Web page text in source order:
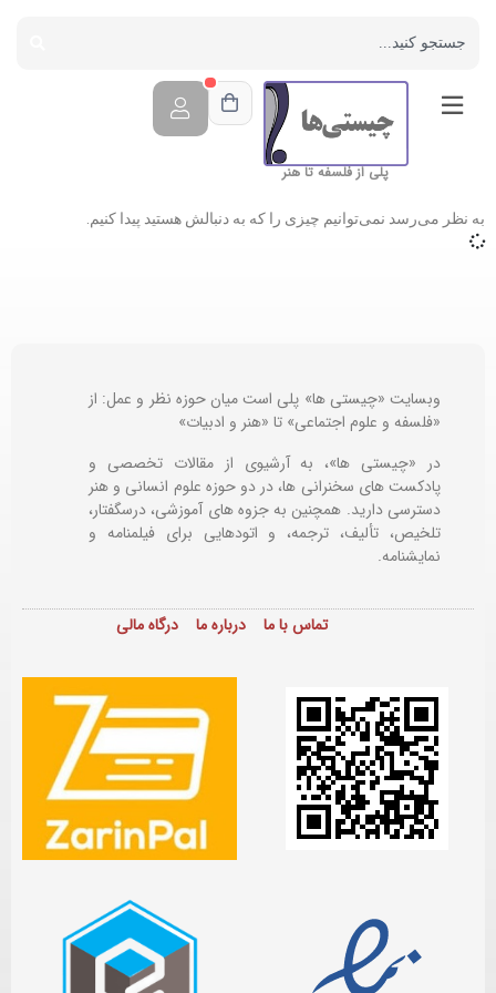
پلی از فلسفه تا هنر
به نظر می‌رسد نمی‌توانیم چیزی را که به دنبالش هستید پیدا کنیم.
وبسایت «چیستی ها» پلی است میان حوزه نظر و عمل: از
«فلسفه و علوم اجتماعی» تا «هنر و ادبیات»
در «چیستی ها»، به آرشیوی از مقالات تخصصی و
پادکست های سخنرانی ها، در دو حوزه علوم انسانی و هنر
دسترسی دارید. همچنین به جزوه های آموزشی، درسگفتار،
تلخیص، تألیف، ترجمه، و اتودهایی برایفیلمنامه و
نمایشنامه.
تماس با ما درباره ما درگاه مالی